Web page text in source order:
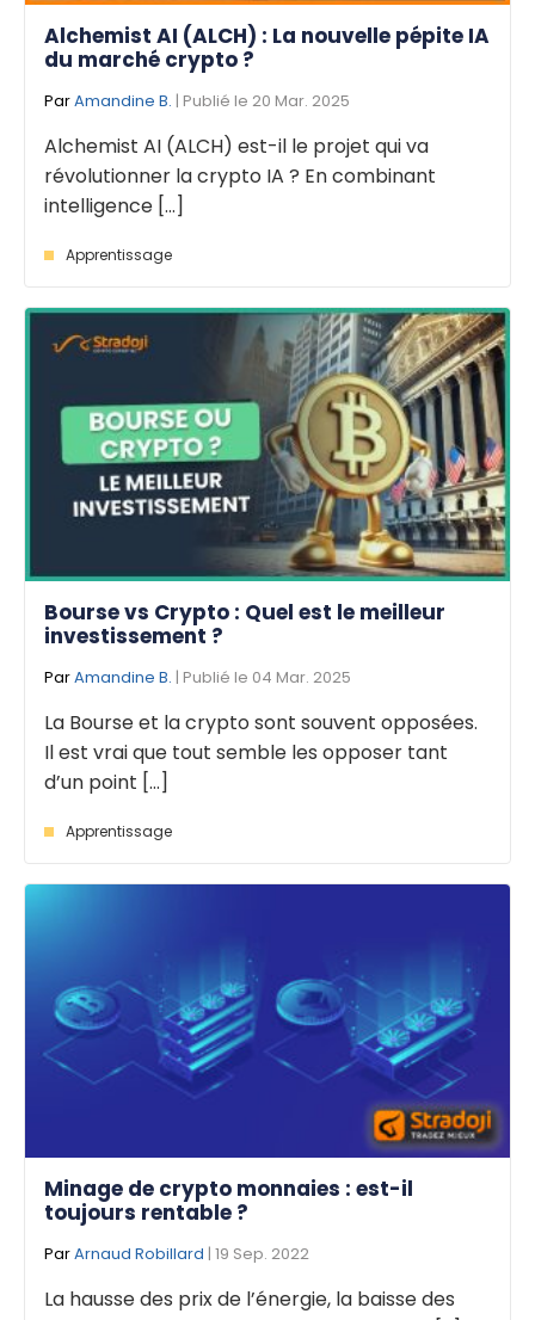
Alchemist AI (ALCH) : La nouvelle pépite IA
du marché crypto ?
ParAmandine B. | Publié le 20 Mar. 2025
Alchemist AI (ALCH) est-il le projet qui va
révolutionner la crypto IA ? En combinant
intelligence [...]
Apprentissage
Bourse vs Crypto : Quel est le meilleur
investissement ?
ParAmandine B. | Publié le 04 Mar. 2025
La Bourse et la crypto sont souvent opposées.
Il est vrai que tout semble les opposer tant
d’un point [...]
Apprentissage
Minage de crypto monnaies : est-il
toujours rentable ?
ParArnaud Robillard | 19 Sep. 2022
La hausse des prix de l’énergie, la baisse des